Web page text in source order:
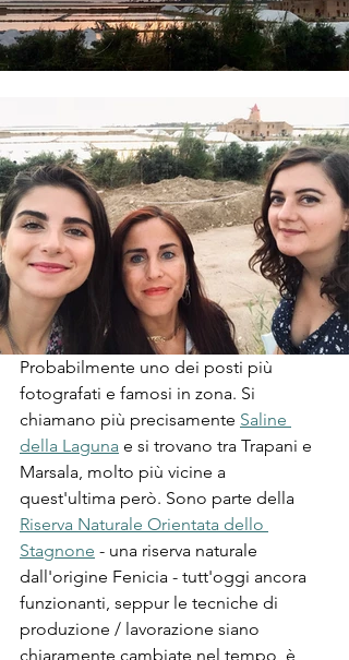
Probabilmente uno dei posti più
fotografati e famosi in zona. Si
chiamano più precisamente Saline
della Laguna e si trovano tra Trapani e
Marsala, molto più vicine a
quest'ultima però. Sono parte della
Riserva Naturale Orientata dello
Stagnone - una riserva naturale
dall'origine Fenicia - tutt'oggi ancora
funzionanti, seppur le tecniche di
produzione / lavorazione siano
chiaramente cambiate nel tempo, è